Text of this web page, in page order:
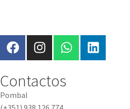
Contactos
Pombal